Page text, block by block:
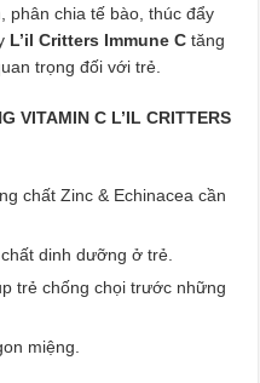
phân chia tế bào, thúc đẩy
L’il Critters Immune Ctăng
trọng đối với trẻ.
VITAMIN C L’IL CRITTERS
chất Zinc & Echinacea cần
dinh dưỡng ở trẻ.
trẻ chống chọi trước những
miệng.